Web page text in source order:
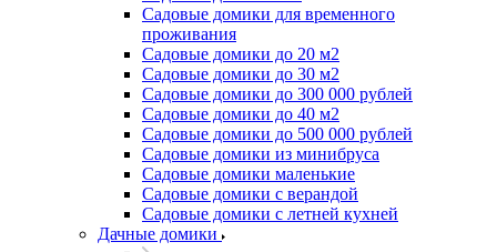
Садовые домики для временного
проживания
Садовые домики до 20 м2
Садовые домики до 30 м2
Садовые домики до 300 000 рублей
Садовые домики до 40 м2
Садовые домики до 500 000 рублей
Садовые домики из минибруса
Садовые домики маленькие
Садовые домики с верандой
Садовые домики с летней кухней
Дачные домики